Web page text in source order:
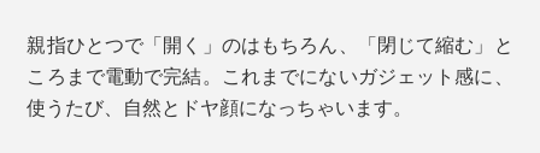
親指ひとつで「開く」のはもちろん、「閉じて縮む」と
ころまで電動で完結。これまでにないガジェット感に、
使うたび、自然とドヤ顔になっちゃいます。